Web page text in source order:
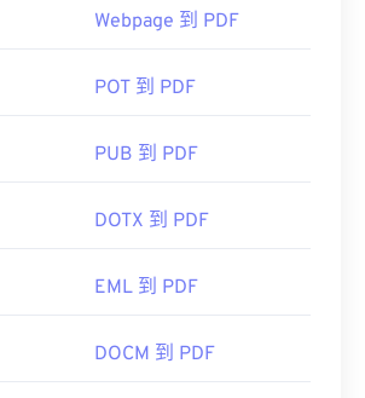
Webpage 到 PDF
POT 到 PDF
PUB 到 PDF
DOTX 到 PDF
EML 到 PDF
DOCM 到 PDF